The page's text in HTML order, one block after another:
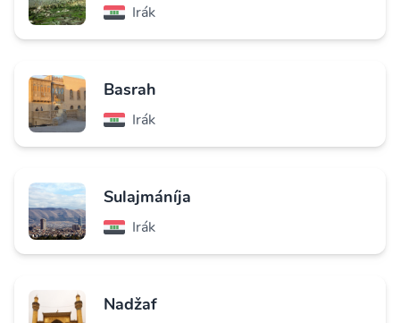
Irák
Basrah
Irák
Sulajmáníja
Irák
Nadžaf